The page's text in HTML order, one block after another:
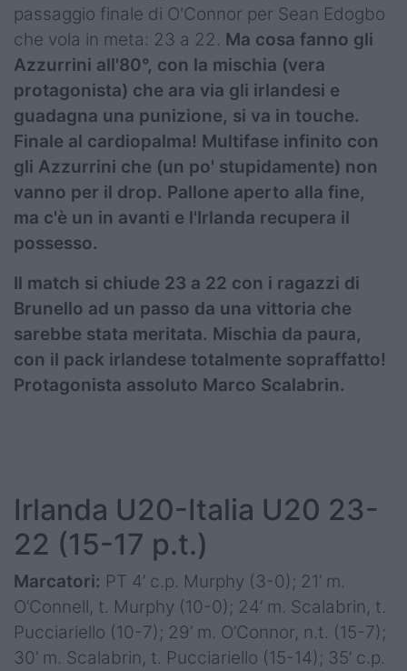
passaggio finale di O'Connor per Sean Edogbo
che vola in meta: 23 a 22. Ma cosa fanno gli
Azzurrini all'80°, con la mischia (vera
protagonista) che ara via gli irlandesi e
guadagna una punizione, si va in touche.
Finale al cardiopalma! Multifase infinito con
gli Azzurrini che (un po' stupidamente) non
vanno per il drop. Pallone aperto alla fine,
ma c'è un in avanti e l'Irlanda recupera il
possesso.
Il match si chiude 23 a 22 con i ragazzi di
Brunello ad un passo da una vittoria che
sarebbe stata meritata. Mischia da paura,
con il pack irlandese totalmente sopraffatto!
Protagonista assoluto Marco Scalabrin.
Irlanda U20-Italia U20 23-
22 (15-17 p.t.)
Marcatori: PT 4’ c.p. Murphy (3-0); 21’ m.
O’Connell, t. Murphy (10-0); 24’ m. Scalabrin, t.
Pucciariello (10-7); 29’ m. O’Connor, n.t. (15-7);
30’ m. Scalabrin, t. Pucciariello (15-14); 35’ c.p.